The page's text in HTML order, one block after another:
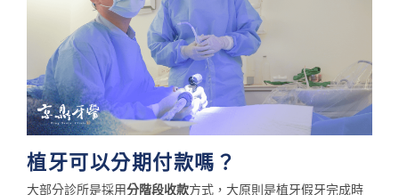
植牙可以分期付款嗎？
大部分診所是採用分階段收款方式，大原則是植牙假牙完成時